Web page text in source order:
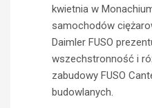
kwietnia w
samochodów
Daimler FUSO
wszechstronność i
zabudowy FUSO
budowlanych.